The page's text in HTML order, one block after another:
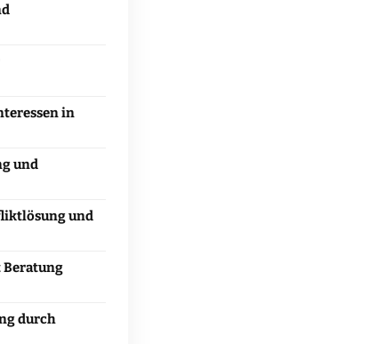
in
und
und
Beratung
durch